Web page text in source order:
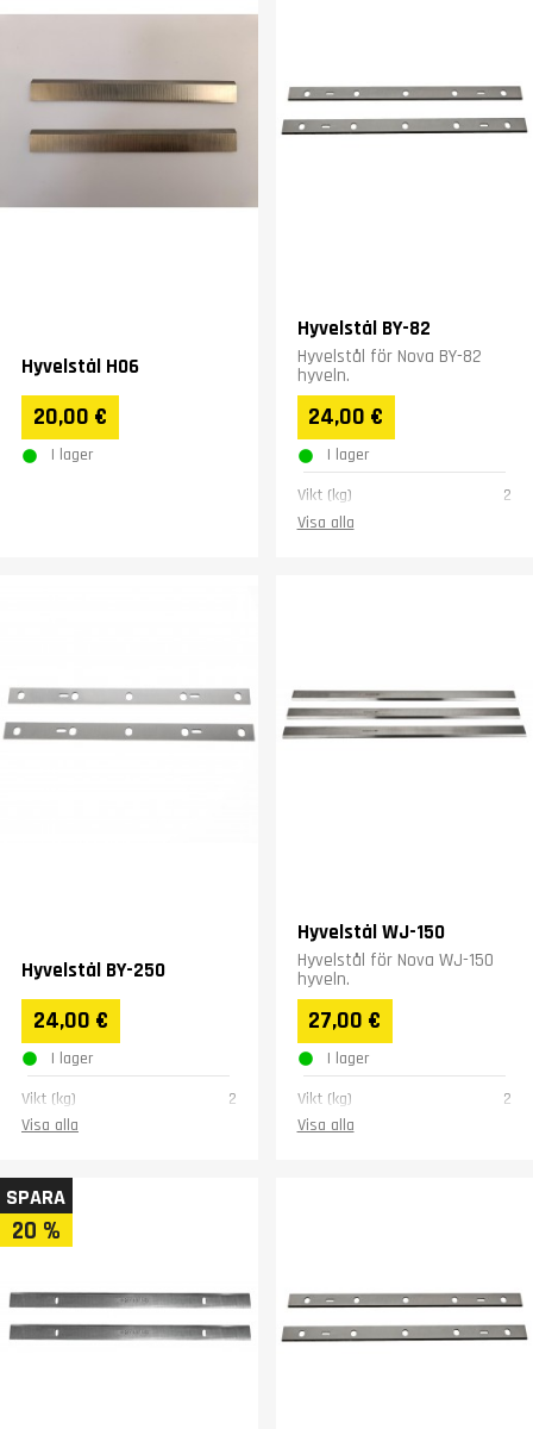
Hyvelstål H06
20,00 €
I lager
Hyvelstål BY-82
Hyvelstål för Nova BY-82
hyveln.
24,00 €
I lager
Vikt (kg)
2
Visa alla
Hyvelstål BY-250
24,00 €
I lager
Vikt (kg)
2
Visa alla
Hyvelstål WJ-150
Hyvelstål för Nova WJ-150
hyveln.
27,00 €
I lager
Vikt (kg)
2
Visa alla
SPARA
20 %